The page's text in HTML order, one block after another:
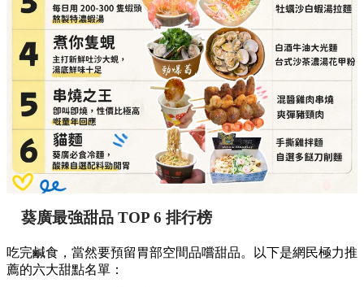
葵廣最強甜品 TOP 6 排行榜
吃完鹹食，當然要預留胃部空間品嚐甜品。以下是網民極力推
薦的六大甜點名單：